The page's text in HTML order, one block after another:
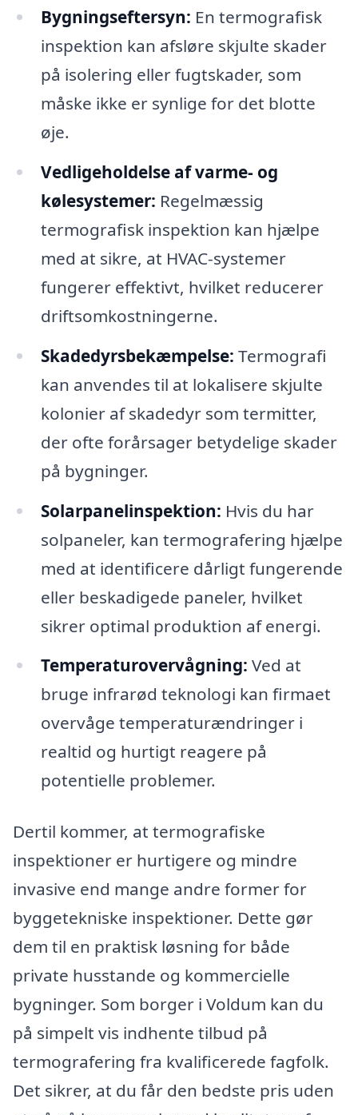
Bygningseftersyn: En termografisk
inspektion kan afsløre skjulte skader
på isolering eller fugtskader, som
måske ikke er synlige for det blotte
øje.
Vedligeholdelse af varme- og
kølesystemer: Regelmæssig
termografisk inspektion kan hjælpe
med at sikre, at HVAC-systemer
fungerer effektivt, hvilket reducerer
driftsomkostningerne.
Skadedyrsbekæmpelse: Termografi
kan anvendes til at lokalisere skjulte
kolonier af skadedyr som termitter,
der ofte forårsager betydelige skader
på bygninger.
Solarpanelinspektion: Hvis du har
solpaneler, kan termografering hjælpe
med at identificere dårligt fungerende
eller beskadigede paneler, hvilket
sikrer optimal produktion af energi.
Temperaturovervågning: Ved at
bruge infrarød teknologi kan firmaet
overvåge temperaturændringer i
realtid og hurtigt reagere på
potentielle problemer.
Dertil kommer, at termografiske
inspektioner er hurtigere og mindre
invasive end mange andre former for
byggetekniske inspektioner. Dette gør
dem til en praktisk løsning for både
private husstande og kommercielle
bygninger. Som borger i Voldum kan du
på simpelt vis indhente tilbud på
termografering fra kvalificerede fagfolk.
Det sikrer, at du får den bedste pris uden